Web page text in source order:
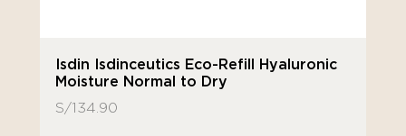
Isdin Isdinceutics Eco-Refill Hyaluronic
Moisture Normal to Dry
S/134.90